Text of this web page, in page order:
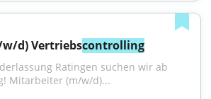
d) Vertriebscontrolling
Ratingen suchen wir ab
Mitarbeiter (m/w/d)...